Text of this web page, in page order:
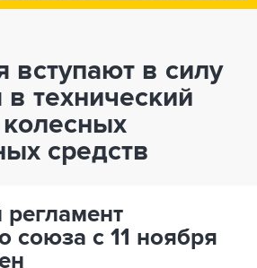
вступают в силу
технический
средств
регламент
союза с 11 ноября